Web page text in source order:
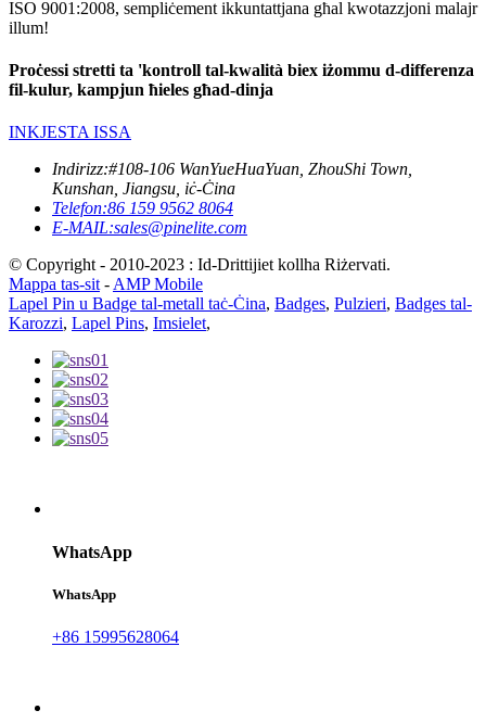
ISO 9001:2008, sempliċement ikkuntattjana għal kwotazzjoni malajr
illum!
Proċessi stretti ta 'kontroll tal-kwalità biex iżommu d-differenza
fil-kulur, kampjun ħieles għad-dinja
INKJESTA ISSA
Indirizz:#108-106 WanYueHuaYuan, ZhouShi Town,
Kunshan, Jiangsu, iċ-Ċina
Telefon:86 159 9562 8064
E-MAIL:sales@pinelite.com
© Copyright - 2010-2023 : Id-Drittijiet kollha Riżervati.
Mappa tas-sit-AMP Mobile
Lapel Pin u Badge tal-metall taċ-Ċina, Badges, Pulzieri, Badges tal-
Karozzi, Lapel Pins, Imsielet,
WhatsApp
WhatsApp
+86 15995628064